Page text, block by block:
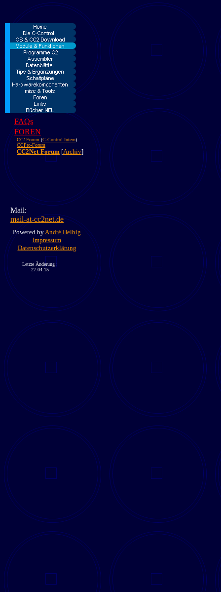
FAQs
FOREN
CC1Forum (C-Control Intern)
CCPro-Forum
CC2Net-Forum [Archiv]
Mail:
mail-at-cc2net.de
Powered byAndré Helbig
Impressum
Datenschutzerklärung
Letzte Änderung :
27.04.15